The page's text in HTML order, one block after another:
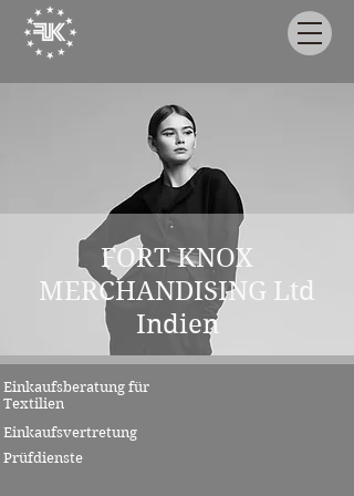
FORT KNOX
MERCHANDISING Ltd
Indien
Einkaufsberatung für
Textilien
Einkaufsvertretung
Prüfdienste